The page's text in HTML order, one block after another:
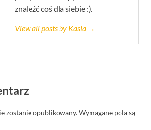
znaleźć coś dla siebie :).
View all posts by Kasia →
zostanie opublikowany.Wymagane pola są